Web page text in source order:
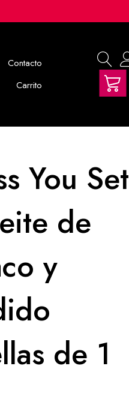
Contacto
Carrito
You Set
de
y
de 1